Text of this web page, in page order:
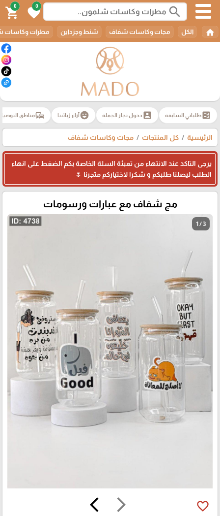
search
0
favorite
0
shopping_cart
home الكل مجات وكاسات شفاف شنط وجزداين مطرات وكاسات
ballotطلباتي السابقة account_box دخول تجار الجملة emoji_emotionsآراء زبائننا commuteمناطق
الرئيسية كل المنتجات مجات وكاسات شفاف
يرجى التاكد عند الانتهاء من تعبئة السلة الخاصة بكم الضغط على انهاء
الطلب ليصلنا طلبكم و شكرا لاختياركم متجرنا 🌷
مج شفاف مع عبارات ورسومات
1 / 3
arrow_forward_ios
arrow_back_ios favorite_border